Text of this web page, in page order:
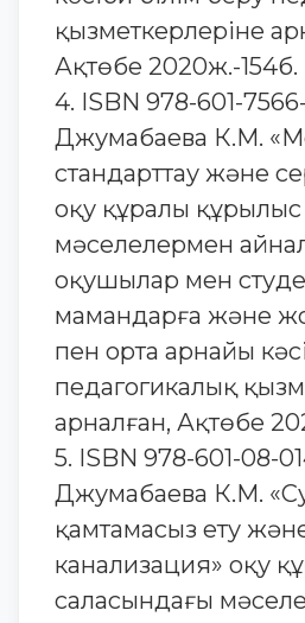
қызметкерлеріне
Ақтөбе 2020ж.-154б.
4. ISBN 978-601-
Джумабаева К.М.
стандарттау және
оқу құралы
мәселелермен
оқушылар мен
мамандарға және
пен орта арнайы
педагогикалық
арналған, Ақтөбе
5. ISBN 978-601-08-
Джумабаева К.М.
қамтамасыз ету
канализация» оқу
саласындағы